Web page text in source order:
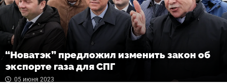
“Новатэк” предложил изменить закон об
экспорте газа для СПГ
05 июня 2023